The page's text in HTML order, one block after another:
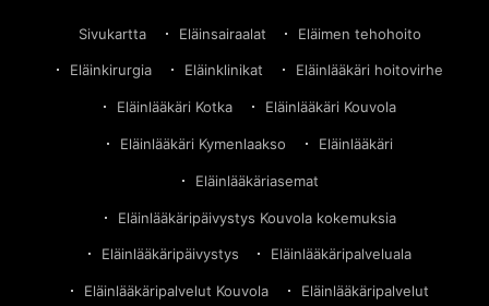
Sivukartta Eläinsairaalat Eläimen tehohoito
Eläinkirurgia Eläinklinikat Eläinlääkäri hoitovirhe
Eläinlääkäri Kotka Eläinlääkäri Kouvola
Eläinlääkäri Kymenlaakso Eläinlääkäri
Eläinlääkäriasemat
Eläinlääkäripäivystys Kouvola kokemuksia
Eläinlääkäripäivystys Eläinlääkäripalveluala
Eläinlääkäripalvelut Kouvola Eläinlääkäripalvelut